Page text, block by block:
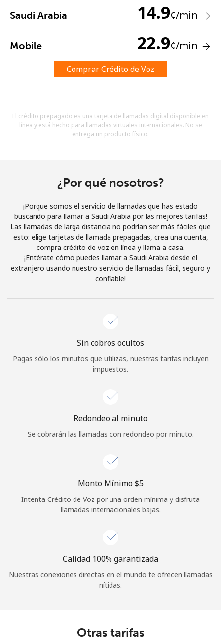
No se ha creado una contraseña
Una letra mayúscula y una minúscula
Un caracter especial
Términos y condiciones.
Únete
¡Hola!
¿Olvidaste tu contraseña? →
Iniciar Sesión
Saudi Arabia 14.9¢/min
Mobile 22.9¢/min
Comprar Crédito de Voz
El crédito prepagado es una tarjeta de llamadas digital disponible en
línea y está hecho para llamadas virtuales internacionales. No se
entrega un producto físico.
¿Por qué nosotros?
¡Porque somos el servicio de llamadas que has estado
buscando para llamar a Saudi Arabia por las mejores tarifas!
Las llamadas de larga distancia no podrían ser más fáciles que
esto: elige tarjetas de llamada prepagadas, crea una cuenta,
compra crédito de voz en línea y llama a casa.
¡Entérate cómo puedes llamar a Saudi Arabia desde el
extranjero usando nuestro servicio de llamadas fácil, seguro y
confiable!
Sin cobros ocultos
Pagas sólo los minutos que utilizas, nuestras tarifas incluyen
impuestos.
Redondeo al minuto
Se cobrarán las llamadas con redondeo por minuto.
Monto Mínimo ⁦$5⁩
Intenta Crédito de Voz por una orden mínima y disfruta
llamadas internacionales bajas.
Calidad 100% garantizada
Nuestras conexiones directas en el mundo te ofrecen llamadas
nítidas.
Otras tarifas